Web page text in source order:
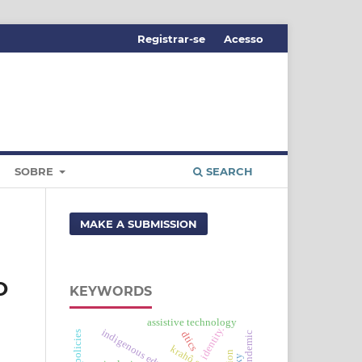
SOBRE SEARCH
Registrar-se Acesso
MAKE A SUBMISSION
KEYWORDS
identity.
assistive technology
dtics